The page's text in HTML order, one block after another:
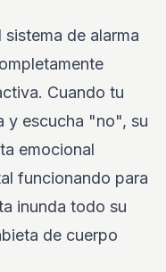
de alarma
Cuando tu
y escucha "no", su
emocional
funcionando para
inunda todo su
de cuerpo